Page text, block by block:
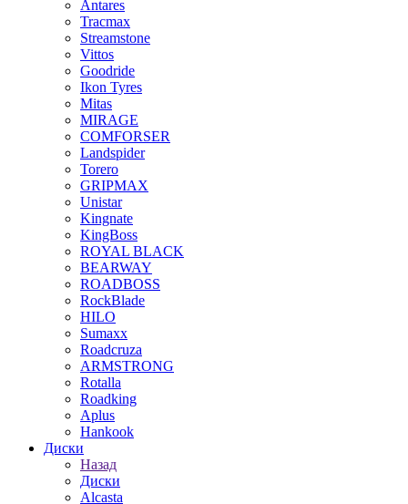
Antares
Tracmax
Streamstone
Vittos
Goodride
Ikon Tyres
Mitas
MIRAGE
COMFORSER
Landspider
Torero
GRIPMAX
Unistar
Kingnate
KingBoss
ROYAL BLACK
BEARWAY
ROADBOSS
RockBlade
HILO
Sumaxx
Roadcruza
ARMSTRONG
Rotalla
Roadking
Aplus
Hankook
Диски
Назад
Диски
Alcasta